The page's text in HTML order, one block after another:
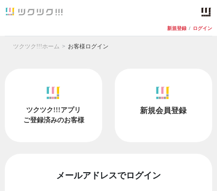
新規登録 / ログイン
ツクツク!!!ホーム お客様ログイン
ツクツク!!!アプリ
ご登録済みのお客様
新規会員登録
メールアドレスでログイン